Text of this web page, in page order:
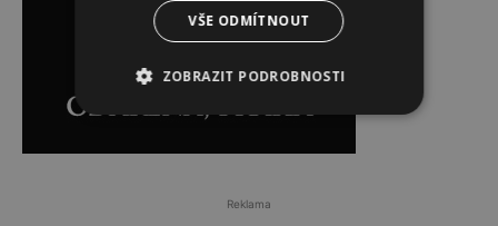
Reklama
VŠE ODMÍTNOUT
ZOBRAZIT PODROBNOSTI